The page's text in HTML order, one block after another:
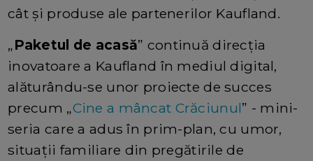
cât și produse ale partenerilor Kaufland.
„Paketul de acasă” continuă direcția
inovatoare a Kaufland în mediul digital,
alăturându-se unor proiecte de succes
precum „Cine a mâncat Crăciunul” - mini-
seria care a adus în prim-plan, cu umor,
situații familiare din pregătirile de